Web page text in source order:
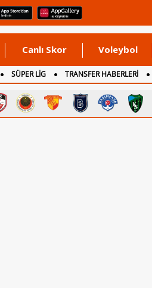
Canlı Skor Voleybol
SÜPER LİG TRANSFER HABERLERİ